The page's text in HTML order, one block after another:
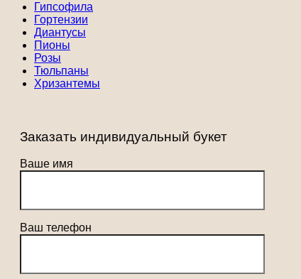
Гипсофила
Гортензии
Диантусы
Пионы
Розы
Тюльпаны
Хризантемы
Заказать индивидуальный букет
Ваше имя
Ваш телефон